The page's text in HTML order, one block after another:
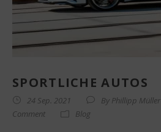
SPORTLICHE AUTOS
24 Sep. 2021 By Phillipp Müller
Comment
Blog